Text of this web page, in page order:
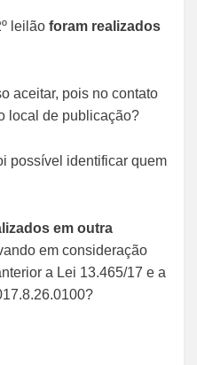
leilão foram realizados
aceitar, pois no contato
local de publicação?
possível identificar quem
em outra
em consideração
a Lei 13.465/17 e a